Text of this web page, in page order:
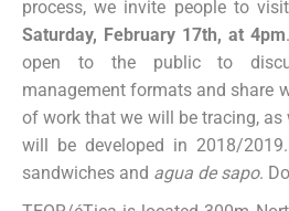
process, we invite people to
Saturday, February 17th, at 4pm
open to the public to
management formats and share
of work that we will be tracing,
will be developed in 2018/
sandwiches and agua de sapo.